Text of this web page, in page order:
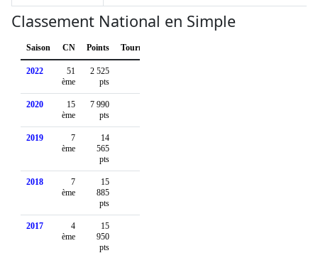
Classement National en Simple
Saison CN Points Tournois
2022
51
ème
2 525
pts
2020
15
ème
7 990
pts
2019
7
ème
14
565
pts
2018
7
ème
15
885
pts
2017
4
ème
15
950
pts